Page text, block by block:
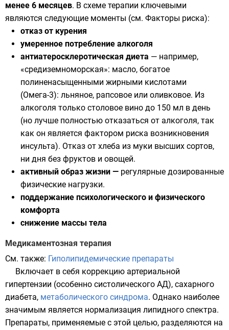
менее 6 месяцев. В схеме терапии ключевыми
являются следующие моменты (см. Факторы риска):
отказ от курения
умеренное потребление алкоголя
антиатеросклеротическая диета — например,
«средиземноморская»: масло, богатое
полиненасыщенными жирными кислотами
(Омега-3): льняное, рапсовое или оливковое. Из
алкоголя только столовое вино до 150 мл в день
(но лучше полностью отказаться от алкоголя, так
как он является фактором риска возникновения
инсульта). Отказ от хлеба из муки высших сортов,
ни дня без фруктов и овощей.
активный образ жизни — регулярные дозированные
физические нагрузки.
поддержание психологического и физического
комфорта
снижение массы тела
Медикаментозная терапия
См. также: Гиполипидемические препараты
Включает в себя коррекцию артериальной
гипертензии (особенно систолического АД), сахарного
диабета, метаболического синдрома. Однако наиболее
значимым является нормализация липидного спектра.
Препараты, применяемые с этой целью, разделяются на